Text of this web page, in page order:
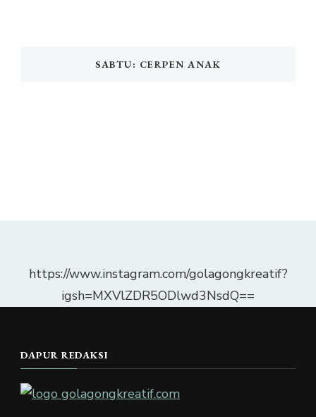
SABTU: CERPEN ANAK
https://www.instagram.com/golagongkreatif?
igsh=MXVlZDR5ODlwd3NsdQ==
DAPUR REDAKSI